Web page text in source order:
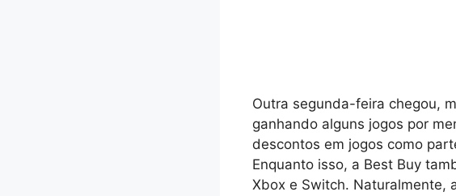
Outra segunda-feira chegou,
ganhando alguns jogos por
descontos em jogos como
Enquanto isso, a Best Buy
Xbox e Switch. Naturalmente,